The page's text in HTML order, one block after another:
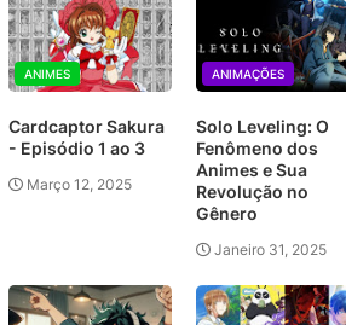
ANIMES
Cardcaptor Sakura
- Episódio 1 ao 3
Março 12, 2025
ANIMAÇÕES
Solo Leveling: O
Fenômeno dos
Animes e Sua
Revolução no
Gênero
Janeiro 31, 2025